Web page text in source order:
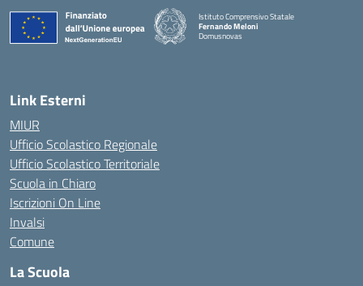
Istituto Comprensivo Statale
Fernando Meloni
Domusnovas
Link Esterni
MIUR
Ufficio Scolastico Regionale
Ufficio Scolastico Territoriale
Scuola in Chiaro
Iscrizioni On Line
Invalsi
Comune
La Scuola